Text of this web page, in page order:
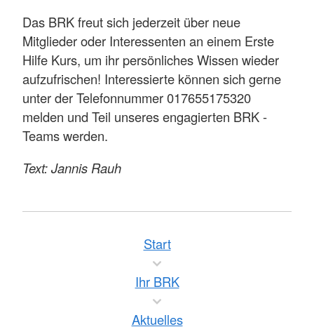
Das BRK freut sich jederzeit über neue
Mitglieder oder Interessenten an einem Erste
Hilfe Kurs, um ihr persönliches Wissen wieder
aufzufrischen! Interessierte können sich gerne
unter der Telefonnummer 017655175320
melden und Teil unseres engagierten BRK -
Teams werden.
Text: Jannis Rauh
Start
Ihr BRK
Aktuelles